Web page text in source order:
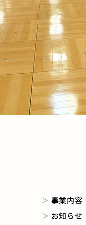
＞ 事業内容
＞ お知らせ